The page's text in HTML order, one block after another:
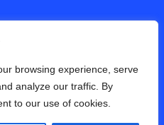
browsing experience, serve
analyze our traffic. By
to our use of cookies.
Cina)